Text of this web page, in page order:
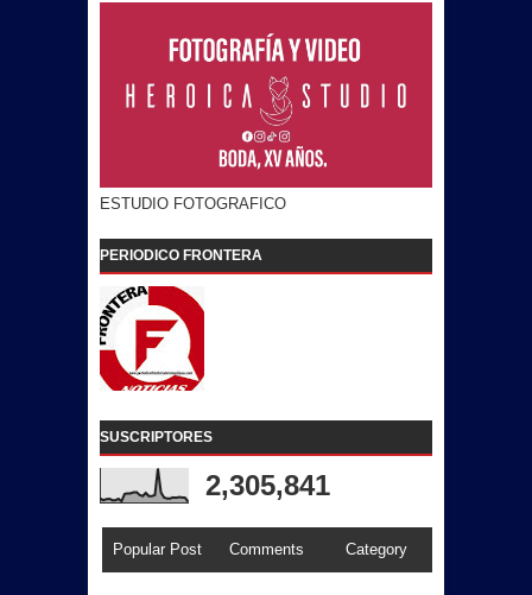
ESTUDIO FOTOGRAFICO
PERIODICO FRONTERA
SUSCRIPTORES
2,305,841
Popular Post Comments Category